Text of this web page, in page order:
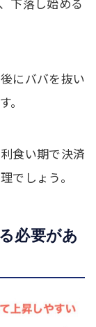
にババを抜い
。
食い期で決済
でしょう。
必要があ